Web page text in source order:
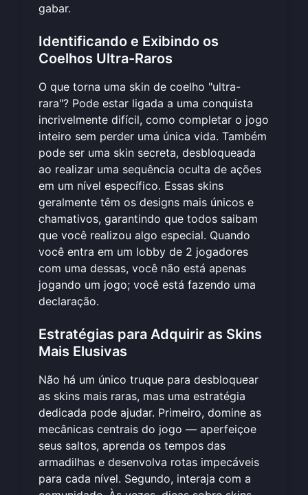
gabar.
Identificando e Exibindo os
Coelhos Ultra-Raros
O que torna uma skin de coelho "ultra-
rara"? Pode estar ligada a uma conquista
incrivelmente difícil, como completar o jogo
inteiro sem perder uma única vida. Também
pode ser uma skin secreta, desbloqueada
ao realizar uma sequência oculta de ações
em um nível específico. Essas skins
geralmente têm os designs mais únicos e
chamativos, garantindo que todos saibam
que você realizou algo especial. Quando
você entra em um lobby de 2 jogadores
com uma dessas, você não está apenas
jogando um jogo; você está fazendo uma
declaração.
Estratégias para Adquirir as Skins
Mais Elusivas
Não há um único truque para desbloquear
as skins mais raras, mas uma estratégia
dedicada pode ajudar. Primeiro, domine as
mecânicas centrais do jogo — aperfeiçoe
seus saltos, aprenda os tempos das
armadilhas e desenvolva rotas impecáveis
para cada nível. Segundo, interaja com a